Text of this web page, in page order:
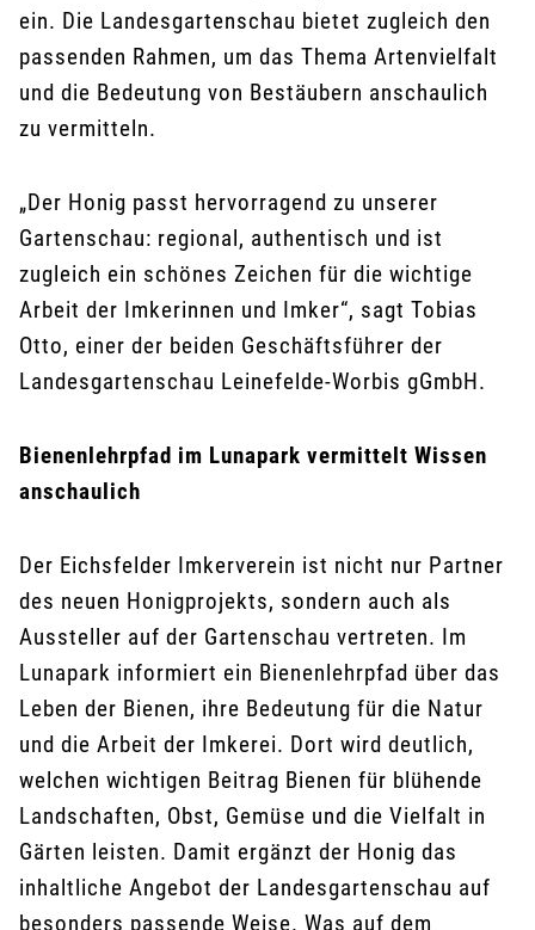
ein. Die Landesgartenschau bietet zugleich den
passenden Rahmen, um das Thema Artenvielfalt
und die Bedeutung von Bestäubern anschaulich
zu vermitteln.
„Der Honig passt hervorragend zu unserer
Gartenschau: regional, authentisch und ist
zugleich ein schönes Zeichen für die wichtige
Arbeit der Imkerinnen und Imker“, sagt Tobias
Otto, einer der beiden Geschäftsführer der
Landesgartenschau Leinefelde-Worbis gGmbH.
Bienenlehrpfad im Lunapark vermittelt Wissen
anschaulich
Der Eichsfelder Imkerverein ist nicht nur Partner
des neuen Honigprojekts, sondern auch als
Aussteller auf der Gartenschau vertreten. Im
Lunapark informiert ein Bienenlehrpfad über das
Leben der Bienen, ihre Bedeutung für die Natur
und die Arbeit der Imkerei. Dort wird deutlich,
welchen wichtigen Beitrag Bienen für blühende
Landschaften, Obst, Gemüse und die Vielfalt in
Gärten leisten. Damit ergänzt der Honig das
inhaltliche Angebot der Landesgartenschau auf
besonders passende Weise. Was auf dem